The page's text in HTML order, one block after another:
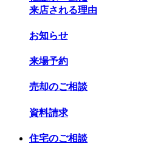
来店される理由
お知らせ
来場予約
売却のご相談
資料請求
住宅のご相談